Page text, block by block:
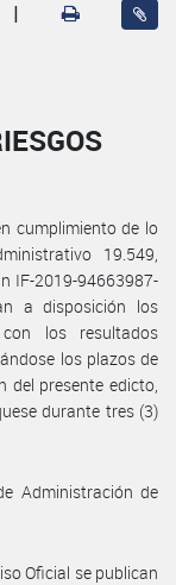
|
cumplimiento de lo
19.549,
IF-2019-94663987-
a disposición los
los resultados
los plazos de
presente edicto,
durante tres (3)
Administración de
Oficial se publican